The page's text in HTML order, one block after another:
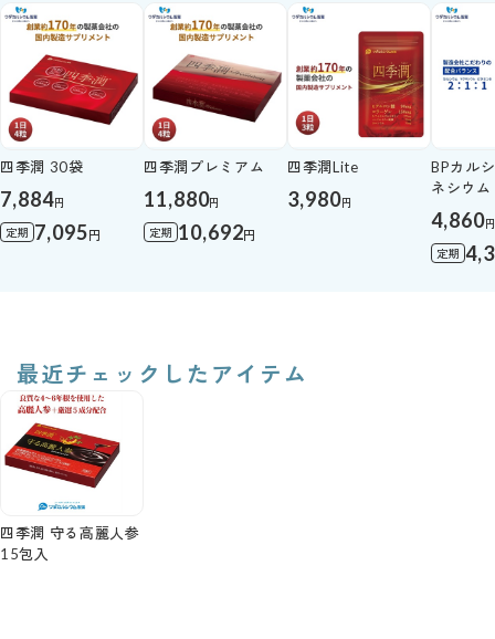
四季潤 30袋
7,884円
定期 7,095円
四季潤プレミアム
11,880円
定期 10,692円
四季潤Lite
3,980円
BPカル
ネシウ
4,860円
定期
最近チェックしたアイテム
四季潤 守る高麗人参
15包入